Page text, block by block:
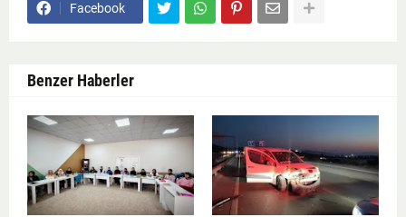
Facebook
Benzer Haberler